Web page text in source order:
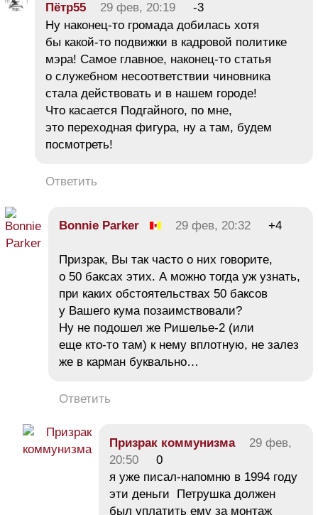
Пётр55 29 фев, 20:19
-3
Ну наконец-то громада добилась хотя
бы какой-то подвижки в кадровой политике
мэра! Самое главное, наконец-то статья
о служебном несоответствии чиновника
стала действовать и в нашем городе!
Что касается Подгайного, по мне,
это переходная фигура, ну а там, будем
посмотреть!
Ответить
Bonnie Parker 29 фев, 20:32 +4
Призрак, Вы так часто о них говорите,
о 50 баксах этих. А можно тогда уж узнать,
при каких обстоятельствах 50 баксов
у Вашего кума позаимствовали?
Ну не подошел же Ришелье-2 (или
еще кто-то там) к нему вплотную, не залез
же в карман буквально…
Ответить
Призрак коммунизма
29 фев,
20:50
0
я уже писал-напомню в 1994 году
эти деньги Петрушка должен
был уплатить ему за монтаж